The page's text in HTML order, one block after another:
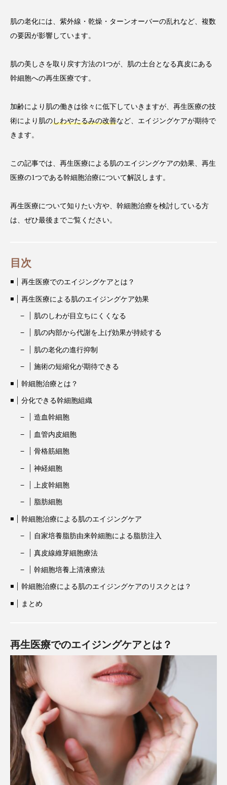
肌の老化には、紫外線・乾燥・ターンオーバーの乱れなど、複数
の要因が影響しています。
肌の美しさを取り戻す方法の1つが、肌の土台となる真皮にある
幹細胞への再生医療です。
加齢により肌の働きは徐々に低下していきますが、再生医療の技
術により肌のしわやたるみの改善など、エイジングケアが期待で
きます。
この記事では、再生医療による肌のエイジングケアの効果、再生
医療の1つである幹細胞治療について解説します。
再生医療について知りたい方や、幹細胞治療を検討している方
は、ぜひ最後までご覧ください。
目次
再生医療でのエイジングケアとは？
再生医療による肌のエイジングケア効果
肌のしわが目立ちにくくなる
肌の内部から代謝を上げ効果が持続する
肌の老化の進行抑制
施術の短縮化が期待できる
幹細胞治療とは？
分化できる幹細胞組織
造血幹細胞
血管内皮細胞
骨格筋細胞
神経細胞
上皮幹細胞
脂肪細胞
幹細胞治療による肌のエイジングケア
自家培養脂肪由来幹細胞による脂肪注入
真皮線維芽細胞療法
幹細胞培養上清液療法
幹細胞治療による肌のエイジングケアのリスクとは？
まとめ
再生医療でのエイジングケアとは？